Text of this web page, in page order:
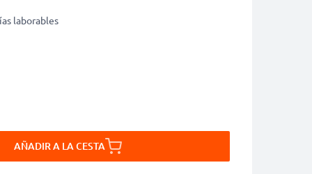
laborables
AÑADIR A LA CESTA